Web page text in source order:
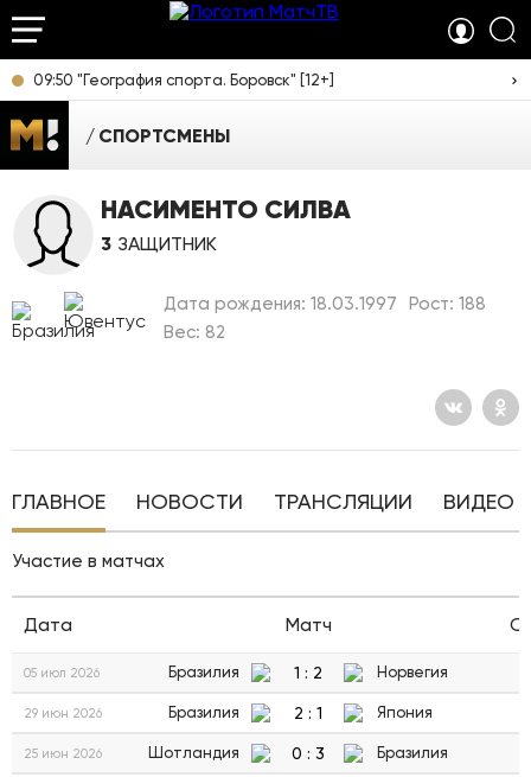
09:50 "География спорта. Боровск" [12+]
СПОРТСМЕНЫ
НАСИМЕНТО СИЛВА
3 ЗАЩИТНИК
Дата рождения: 18.03.1997
Рост: 188
Вес: 82
ГЛАВНОЕ НОВОСТИ ТРАНСЛЯЦИИ ВИДЕО
Участие в матчах
Дата Матч
05 июл 2026 Бразилия 1 : 2 Норвегия
29 июн 2026 Бразилия 2 : 1 Япония
25 июн 2026 Шотландия 0 : 3 Бразилия